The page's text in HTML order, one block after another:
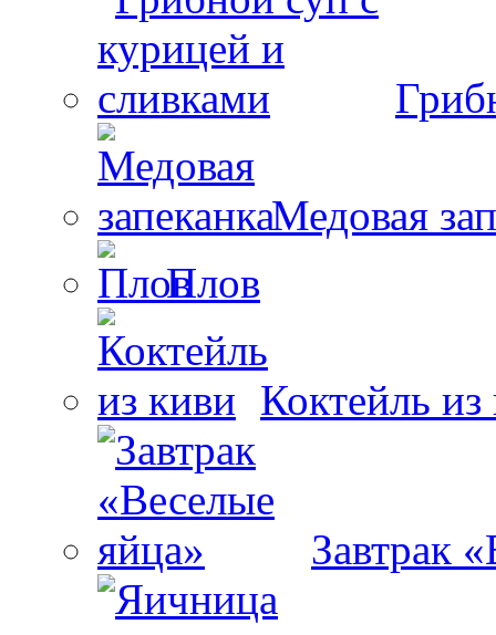
Медовая
Плов
Коктейль из
Завтрак